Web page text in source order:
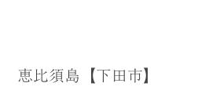
恵比須島【下田市】